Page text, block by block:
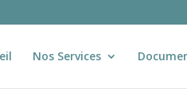
Nos Services